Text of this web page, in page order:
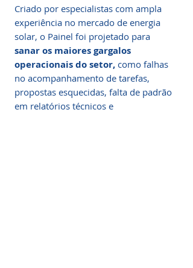
Criado por especialistas com ampla
experiência no mercado de energia
solar, o Painel foi projetado para
sanar os maiores gargalos
operacionais do setor, como falhas
no acompanhamento de tarefas,
propostas esquecidas, falta de padrão
em relatórios técnicos e